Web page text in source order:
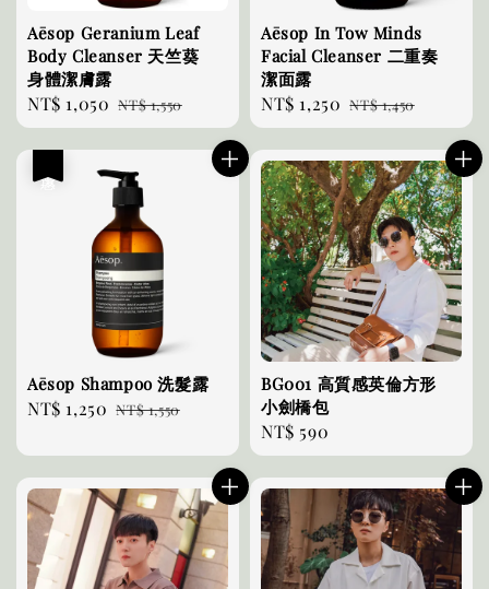
Aēsop Geranium Leaf
Body Cleanser 天竺葵
身體潔膚露
Sale
price
NT$ 1,050 Regular
price
NT$ 1,550
Aēsop In Tow Minds
Facial Cleanser 二重奏
潔面露
Sale
price
NT$ 1,250 Regular
price
NT$ 1,450
Aēsop Shampoo 洗髮露
Sale
NT$ 1,250 Regular
NT$ 1,550
BG001 高質感英倫方形
小劍橋包
Regular
price
NT$ 590